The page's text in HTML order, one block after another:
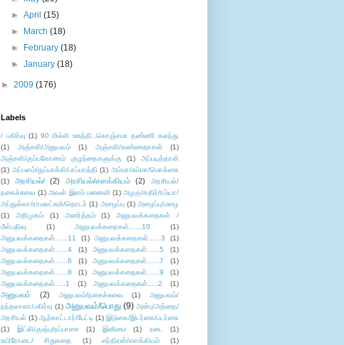
►April(15)
►
March(18)
►
February(18)
►January(18)
► 2009 (176)
Labels
/ பகிர்வு (1) 90 மில்லி ஊத்தி..கொஞ்சமா தண்ணி கலந்து
(1)
அஞ்சலி/அனுபவம் (1) அஞ்சலி/கண்ணதாசன்
(1)
அஞ்சலி/கும்பகோணம் குழந்தைகளுக்கு
(1)
அப்படித்தான்
(1) அப்பளம்/துப்பாக்கி/பாப்பாத்தி (1) அம்மா/சும்மா/மொக்கை
(1)
அரசியல்/ (2) அரசியல்/எளக்கியம் (2)
அரசியல்/
நகைச்சுவை (1) அவள் இளம் மனைவி (1) அழகு/கதிர்/ரம்யா/
அப்துல்லா/ராமலட்சுமி/தொடர் (1) அழைப்பு (1) அழைப்பு/மழை
(1)
அறிமுகம் (1) அனர்த்தம் (1)
அனுபவக்கதைகள் /
மீள்பதிவு
(1) அனுபவக்கதைகள்......10
(1)
அனுபவக்கதைகள்......11
(1) அனுபவக்கதைகள்......3
(1)
அனுபவக்கதைகள்......4
(1) அனுபவக்கதைகள்......5
(1)
அனுபவக்கதைகள்......6
(1) அனுபவக்கதைகள்......7
(1)
அனுபவக்கதைகள்......8
(1) அனுபவக்கதைகள்......9
(1)
அனுபவக்கதைகள்.....1
(1) அனுபவக்கதைகள்.....2 (1)
அனுபவம் (2) அனுபவம்/நகைச்சுவை (1)
அனுபவம்/
நந்தலாலா/பகிர்வு (1) அனுபவம்/பொது (9) அன்பு/அத்தை/
அரசியல் (1) ஆற்காட்டார்/பேட்டி (1) இடுகை/இடர்கை/படர்கை
(1)
இட்லி/குஷ்பு/நப்பாசை (1) இனிமை (1) உடை
(1)
உயிரோடை/ சிறுகதை
(1) எந்திரன்/எளக்கியம் (1)